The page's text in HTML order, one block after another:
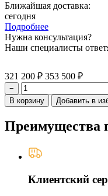
Ближайшая доставка:
сегодня
Подробнее
Нужна консультация?
Наши специалисты
321 200 ₽ 353 500 ₽
−
В корзину
Добавить в
Преимущества
Клиентский